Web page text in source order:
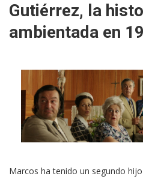
Gutiérrez, la
ambientada en
Marcos ha tenido un segundo